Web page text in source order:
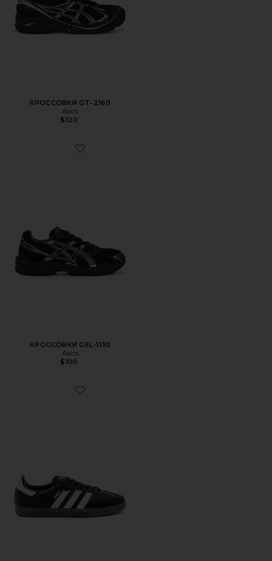
КРОССОВКИ GT-2160
Asics
$120
Favorite КРОССОВКИ GEL-1130
КРОССОВКИ GEL-1130
Asics
$100
Favorite ОБУВЬ SAMBA OG